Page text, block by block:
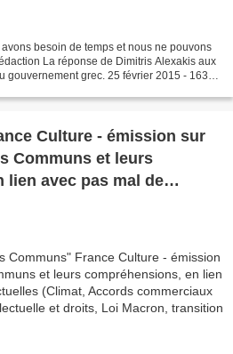
besoin de temps et nous ne pouvons
La réponse de Dimitris Alexakis aux
gouvernement grec. 25 février 2015 - 1631
Culture - émission sur
Communs et leurs
lien avec pas mal de
propriété